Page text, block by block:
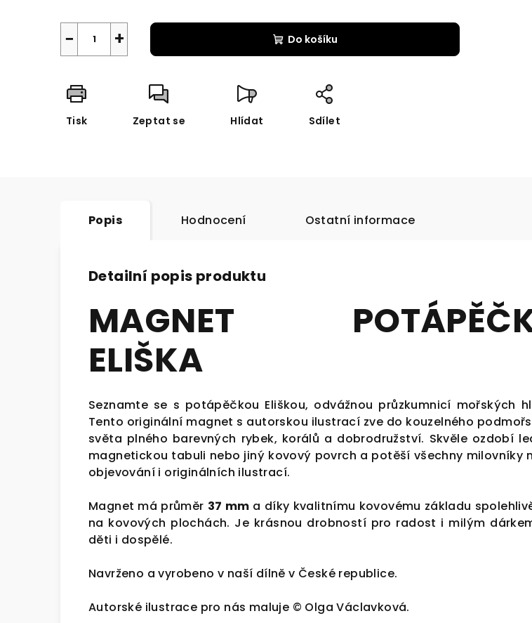
+
− Do košíku
Tisk Zeptat se Hlídat Sdílet
Popis Hodnocení Ostatní informace
Detailní popis produktu
MAGNET
ELIŠKA
Seznamte se s potápěčkou Eliškou, odvážnou průzkumnicí mořských
Tento originální magnet s autorskou ilustrací zve do kouzelného
světa plného barevných rybek, korálů a dobrodružství. Skvěle ozdobí
magnetickou tabuli nebo jiný kovový povrch a potěší všechny milovníky
objevování i originálních ilustrací.
Magnet má průměr 37 mm a díky kvalitnímu kovovému základu
na kovových plochách. Je krásnou drobností pro radost i milým
děti i dospělé.
Navrženo a vyrobeno v naší dílně v České republice.
Autorské ilustrace pro nás maluje © Olga Václavková.